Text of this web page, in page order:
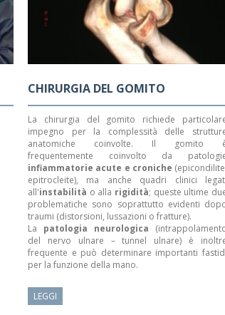
CHIRURGIA DEL GOMITO
La chirurgia del gomito richiede
impegno per la complessità delle
anatomiche coinvolte. Il gomito
frequentemente coinvolto da
infiammatorie acute e croniche
epitrocleite), ma anche quadri clinici
all'instabilità o alla rigidità; queste ultime
problematiche sono soprattutto evidenti
traumi (distorsioni, lussazioni o fratture).
La patologia neurologica
del nervo ulnare – tunnel ulnare) è
frequente e può determinare importanti
per la funzione della mano.
LEGGI